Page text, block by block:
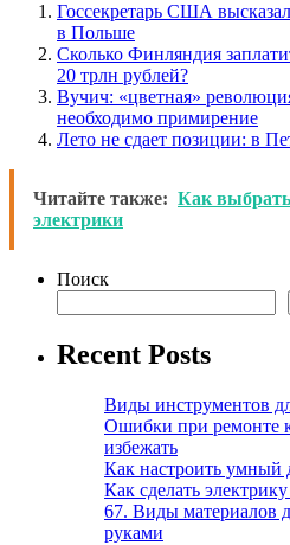
Госсекретарь США
в Польше
Сколько Финляндия
20 трлн рублей?
Вучич: «цветная»
необходимо примирение
Лето не сдает позиции: в
Читайте также: Как
электрики
Поиск
Recent Posts
Виды инструментов
Ошибки при ремонте
избежать
Как настроить умный
Как сделать
67. Виды материалов
руками